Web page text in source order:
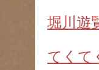
堀川遊
てくて